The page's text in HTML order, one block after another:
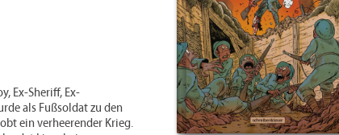
Ex-Sheriff, Ex-
als Fußsoldat zu den
ein verheerender Krieg.